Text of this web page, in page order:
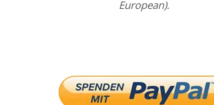
European).